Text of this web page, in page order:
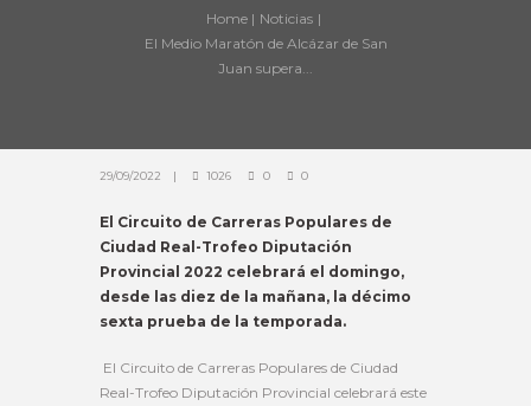
Home
Noticias
El Medio Maratón de Alcázar de San
Juan supera...
29/09/2022 1026 0 0
El Circuito de Carreras Populares de
Ciudad Real-Trofeo Diputación
Provincial 2022 celebrará el domingo,
desde las diez de la mañana, la décimo
sexta prueba de la temporada.
El Circuito de Carreras Populares de Ciudad
Real-Trofeo Diputación Provincial celebrará este